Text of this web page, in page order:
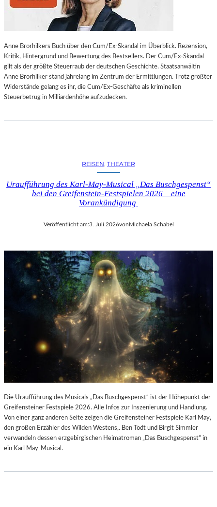
U
G
S
B
E
R
S
H
A
B
K
U
L
T
U
R
-
B
O
G
Anne Brorhilkers Buch über den Cum/Ex-Skandal im Überblick. Rezension,
Kritik, Hintergrund und Bewertung des Bestsellers. Der Cum/Ex-Skandal
gilt als der größte Steuerraub der deutschen Geschichte. Staatsanwältin
Anne Brorhilker stand jahrelang im Zentrum der Ermittlungen. Trotz größter
Widerstände gelang es ihr, die Cum/Ex-Geschäfte als kriminellen
Steuerbetrug in Milliardenhöhe aufzudecken.
REISEN, THEATER
Uraufführung des Karl-May-Musical „Das Buschgespenst“
bei den Greifenstein-Festspielen 2026 – eine
Vorankündigung
Veröffentlicht am:3. Juli 2026vonMichaela Schabel
Die Uraufführung des Musicals „Das Buschgespenst“ ist der Höhepunkt der
Greifensteiner Festspiele 2026. Alle Infos zur Inszenierung und Handlung.
Von einer ganz anderen Seite zeigen die Greifensteiner Festspiele Karl May,
den großen Erzähler des Wilden Westens,. Ben Todt und Birgit Simmler
verwandeln dessen erzgebirgischen Heimatroman „Das Buschgespenst“ in
ein Karl May-Musical.